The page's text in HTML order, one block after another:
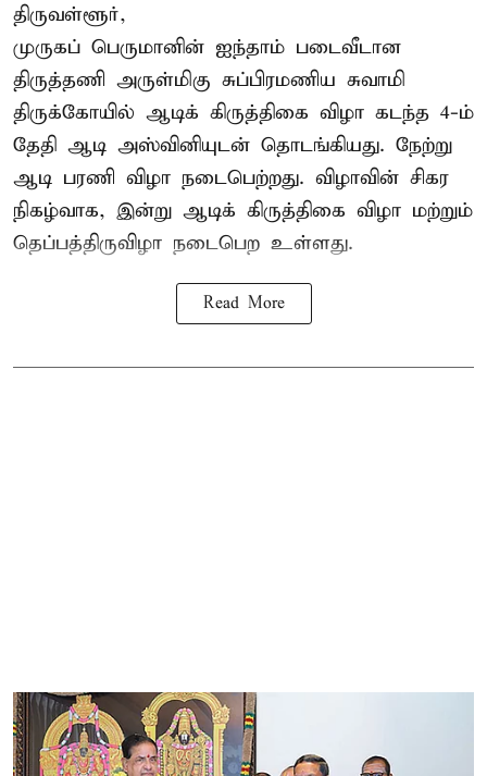
திருவள்ளூர்,
முருகப் பெருமானின் ஐந்தாம் படைவீடான
திருத்தணி அருள்மிகு சுப்பிரமணிய சுவாமி
திருக்கோயில் ஆடிக் கிருத்திகை விழா கடந்த 4-ம்
தேதி ஆடி அஸ்வினியுடன் தொடங்கியது. நேற்று
ஆடி பரணி விழா நடைபெற்றது. விழாவின் சிகர
நிகழ்வாக, இன்று ஆடிக் கிருத்திகை விழா மற்றும்
தெப்பத்திருவிழா நடைபெற உள்ளது.
Read More